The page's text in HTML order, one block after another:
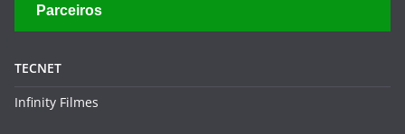
Parceiros
TECNET
Infinity Filmes